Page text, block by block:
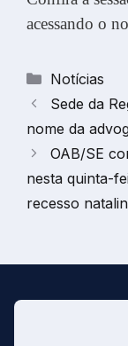
acessando o
Categorias
Notícias
Sede da
nome da
OAB/SE
nesta quinta-
recesso